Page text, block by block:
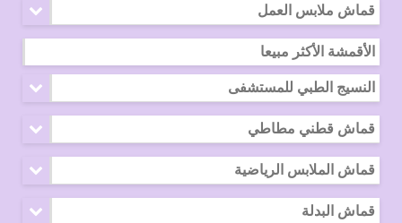
قماش ملابس العمل
الأقمشة الأكثر مبيعا
النسيج الطبي للمستشفى
قماش قطني مطاطي
قماش الملابس الرياضية
قماش البدلة